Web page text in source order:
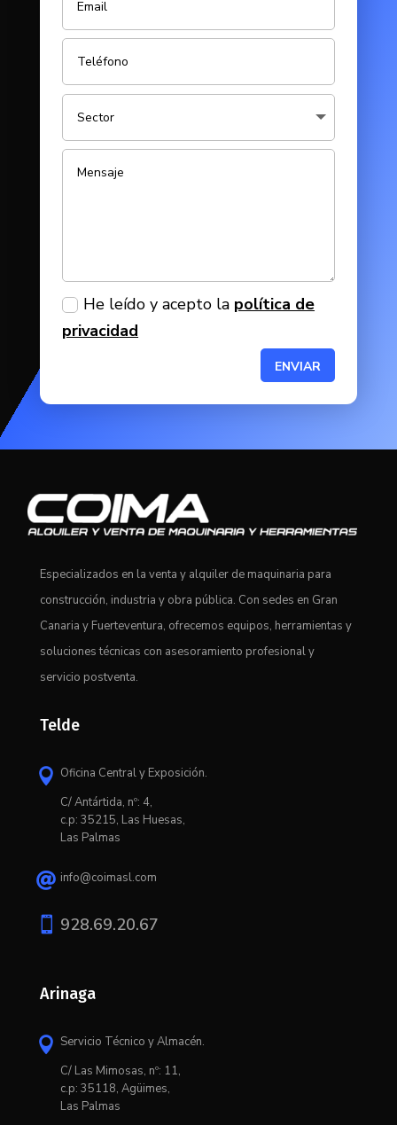
He leído y acepto la política de
privacidad
ENVIAR
Especializados en la venta y alquiler de maquinaria para
construcción, industria y obra pública. Con sedes en Gran
Canaria y Fuerteventura, ofrecemos equipos, herramientas y
soluciones técnicas con asesoramiento profesional y
servicio postventa.
Telde
 Oficina Central y Exposición.
C/ Antártida, nº: 4,
c.p: 35215, Las Huesas,
Las Palmas
 info@coimasl.com
 928.69.20.67
Arinaga
 Servicio Técnico y Almacén.
C/ Las Mimosas, nº: 11,
c.p: 35118, Agüimes,
Las Palmas